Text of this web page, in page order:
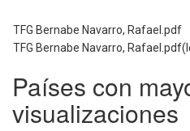
TFG Bernabe Navarro, Rafael.pdf
TFG Bernabe Navarro,
Países con
visualizaciones